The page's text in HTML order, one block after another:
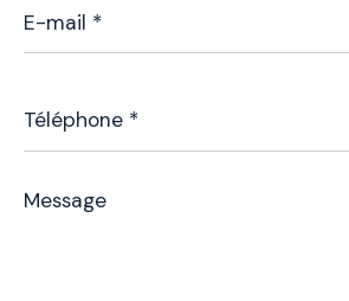
mail
*
*
Message
*